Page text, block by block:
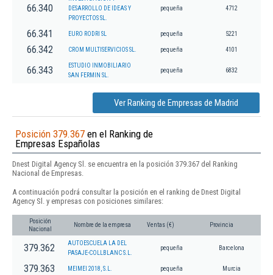
66.340
DESARROLLO DE IDEAS Y
PROYECTOS SL.
pequeña 4712
66.341 EURO RODRI SL pequeña 5221
66.342 CROM MULTISERVICIOS SL. pequeña 4101
66.343
ESTUDIO INMOBILIARIO
SAN FERMIN SL.
pequeña 6832
Ver Ranking de Empresas de Madrid
Posición 379.367 en el Ranking de
Empresas Españolas
Dnest Digital Agency Sl. se encuentra en la posición 379.367 del Ranking
Nacional de Empresas.
A continuación podrá consultar la posición en el ranking de Dnest Digital
Agency Sl. y empresas con posiciones similares:
Posición
Nacional
Nombre de la empresa Ventas (€) Provincia
379.362
AUTOESCUELA LA DEL
PASAJE-COLLBLANC S.L.
pequeña Barcelona
379.363 MEIMEI 2018, S.L. pequeña Murcia